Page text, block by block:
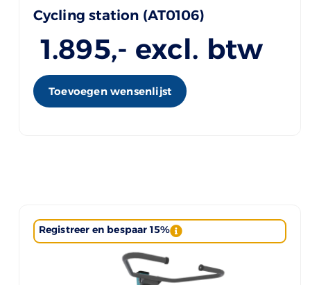
Cycling station (AT0106)
1.895,- excl. btw
Toevoegen wensenlijst
Registreer en bespaar 15%